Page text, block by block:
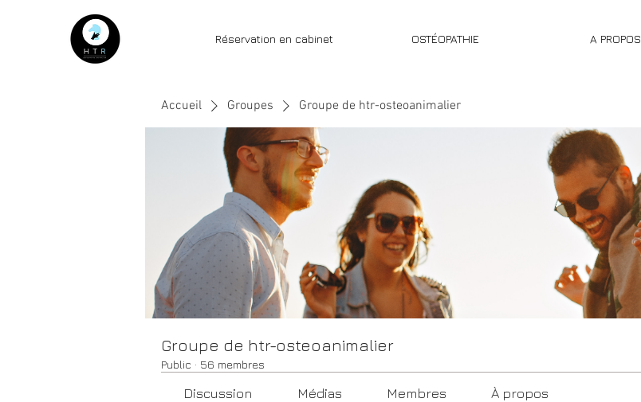
Réservation en cabinet OSTÉOPATHIE A PROPOS
Accueil Groupes Groupe de htr-osteoanimalier
Groupe de htr-osteoanimalier
Public · 56 membres
Discussion Médias Membres À propos